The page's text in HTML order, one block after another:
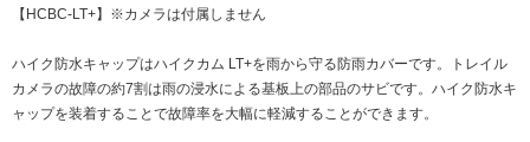
【HCBC-LT+】※カメラは付属しません
ハイク防水キャップはハイクカム LT+を雨から守る防雨カバーです。トレイル
カメラの故障の約7割は雨の浸水による基板上の部品のサビです。ハイク防水キ
ャップを装着することで故障率を大幅に軽減することができます。